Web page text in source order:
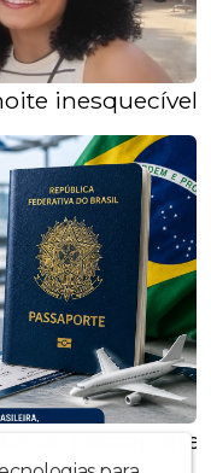
inesquecível
do